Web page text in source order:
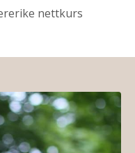
nettkurs